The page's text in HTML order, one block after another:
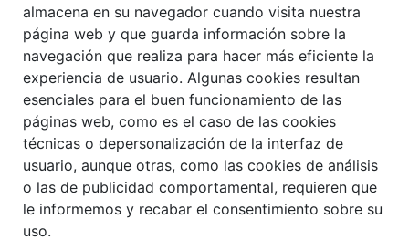
almacena en su navegador cuando visita nuestra
página web y que guarda información sobre la
navegación que realiza para hacer más eficiente la
experiencia de usuario. Algunas cookies resultan
esenciales para el buen funcionamiento de las
páginas web, como es el caso de las cookies
técnicas o depersonalización de la interfaz de
usuario, aunque otras, como las cookies de análisis
o las de publicidad comportamental, requieren que
le informemos y recabar el consentimiento sobre su
uso.